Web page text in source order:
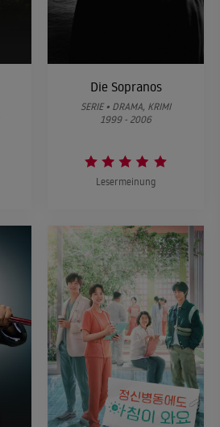
Die Sopranos
SERIE • DRAMA, KRIMI
1999 - 2006
Lesermeinung